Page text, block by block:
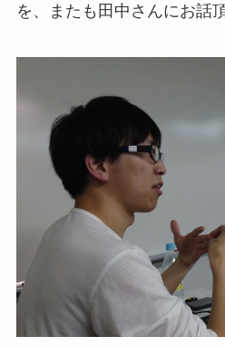
を、またも田中さんにお話